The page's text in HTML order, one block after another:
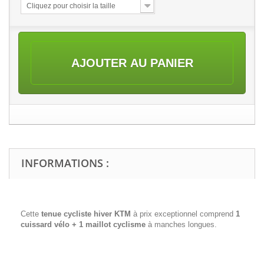
Cliquez pour choisir la taille
AJOUTER AU PANIER
INFORMATIONS :
Cette tenue cycliste hiver KTM à prix exceptionnel comprend 1
cuissard vélo + 1 maillot cyclisme à manches longues.